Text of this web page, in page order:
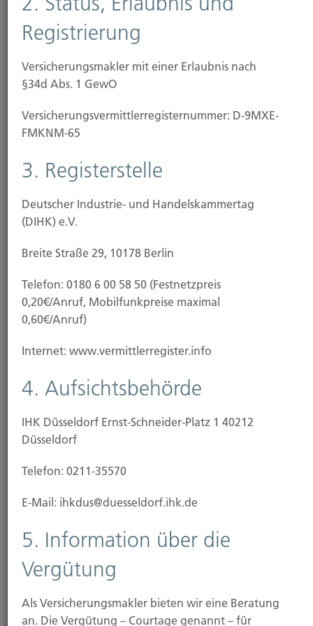
Altersvorsorgerisiken sind bei uns in guten
Händen.
Das Unternehmen
News
28.11.2025
Registrierung
Versicherungsmakler mit einer Erlaubnis nach
§34d Abs. 1 GewO
Versicherungs­vermittler­registernummer: D-9MXE-
FMKNM-65
3. Registerstelle
Deutscher Industrie- und Handelskammertag
(DIHK) e.V.
Breite Straße 29, 10178 Berlin
Telefon: 0180 6 00 58 50 (Festnetzpreis
0,20€/Anruf, Mobilfunkpreise maximal
0,60€/Anruf)
Internet: www.vermittlerregister.info
4. Aufsichtsbehörde
IHK Düsseldorf Ernst-Schneider-Platz 1 40212
Düsseldorf
Telefon: 0211-35570
E-Mail: ihkdus@duesseldorf.ihk.de
5. Information über die
Vergütung
Als Versicherungsmakler bieten wir eine Beratung
an. Die Vergütung – Courtage genannt – für